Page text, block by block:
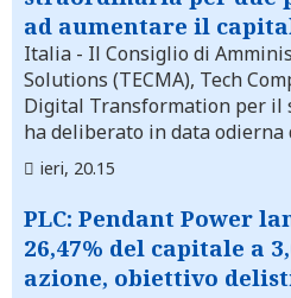
ad aumentare il
Italia - Il Consiglio di
Solutions (TECMA), Tech
Digital Transformation per il
ha deliberato in data odierna
ieri, 20.15
PLC: Pendant Power
26,47% del capitale a
azione, obiettivo